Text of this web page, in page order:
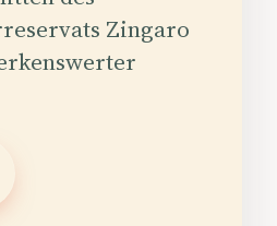
Zingaro